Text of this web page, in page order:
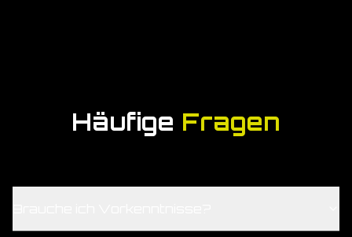
Häufige Fragen